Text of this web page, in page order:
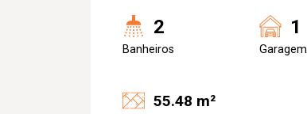
2
Banheiros
1
Garagem
55.48 m²